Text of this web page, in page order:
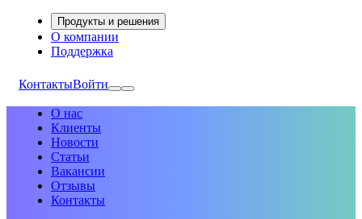
Продукты и решения
О компании
Поддержка
КонтактыВойти
О нас
Клиенты
Новости
Статьи
Вакансии
Отзывы
Контакты